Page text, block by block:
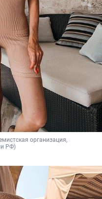
организация,
РФ)